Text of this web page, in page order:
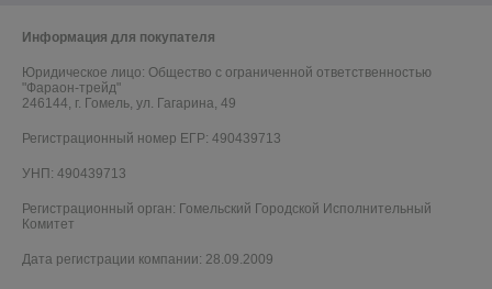
Информация для покупателя
Юридическое лицо: Общество с ограниченной ответственностью
"Фараон-трейд"
246144, г. Гомель, ул. Гагарина, 49
Регистрационный номер ЕГР: 490439713
УНП: 490439713
Регистрационный орган: Гомельский Городской Исполнительный
Комитет
Дата регистрации компании: 28.09.2009